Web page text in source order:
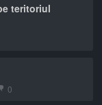
teritoriul
0